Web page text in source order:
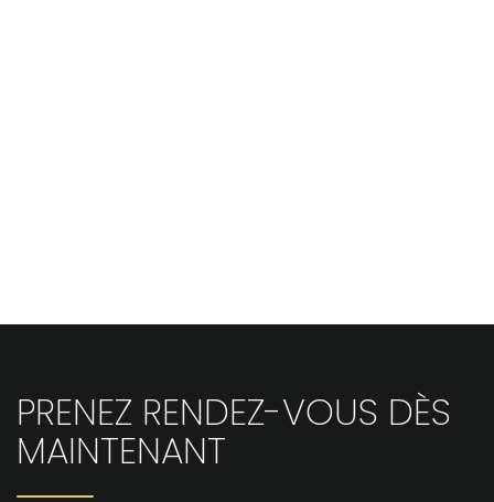
PRENEZ RENDEZ-VOUS DÈS
MAINTENANT